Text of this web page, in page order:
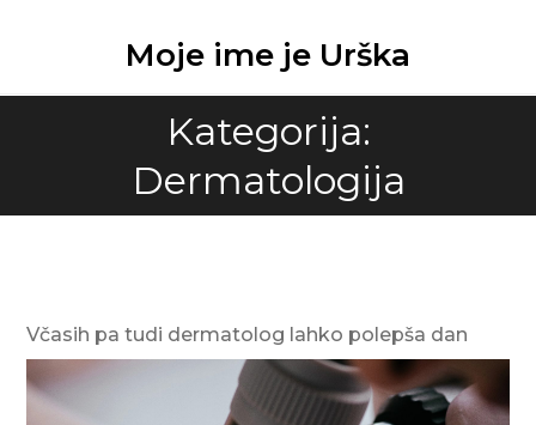
Moje ime je Urška
Kategorija:
Dermatologija
Včasih pa tudi dermatolog lahko polepša dan